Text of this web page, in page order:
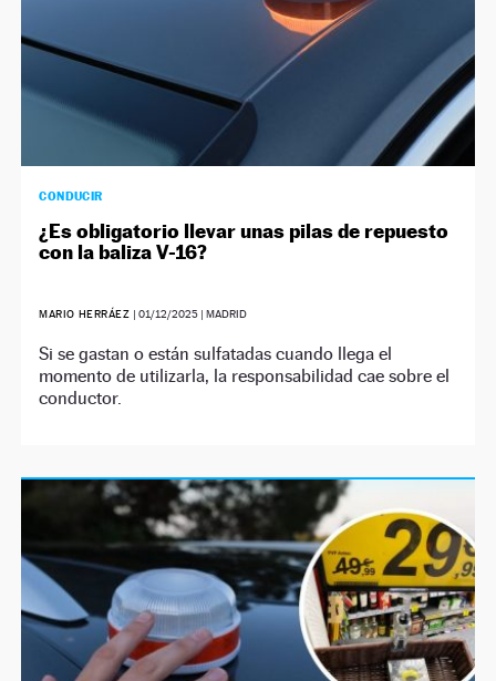
CONDUCIR
¿Es obligatorio llevar unas pilas de repuesto
con la baliza V-16?
MARIO HERRÁEZ | 01/12/2025| MADRID
Si se gastan o están sulfatadas cuando llega el
momento de utilizarla, la responsabilidad cae sobre el
conductor.